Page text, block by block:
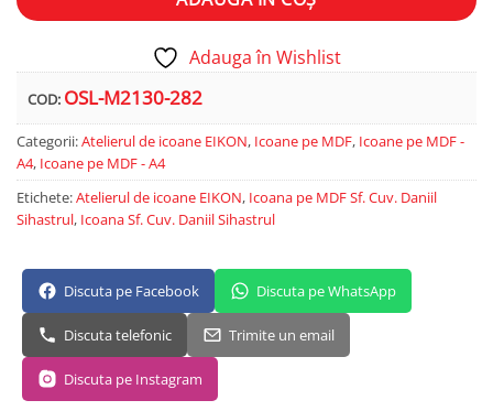
Adauga în Wishlist
COD: OSL-M2130-282
Categorii:Atelierul de icoane EIKON, Icoane pe MDF, Icoane pe MDF -
A4, Icoane pe MDF - A4
Etichete:Atelierul de icoane EIKON, Icoana pe MDF Sf. Cuv. Daniil
Sihastrul, Icoana Sf. Cuv. Daniil Sihastrul
Discuta pe Facebook Discuta pe WhatsApp
Discuta telefonic Trimite un email
Discuta pe Instagram